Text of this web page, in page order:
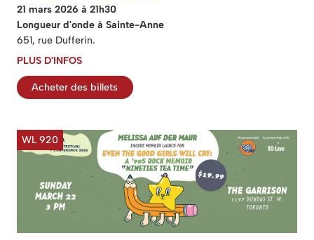
21 mars 2026 à 21h30
Longueur d'onde à Sainte-Anne
651, rue Dufferin.
PLUS D'INFOS
Acheter des billets
WL 920